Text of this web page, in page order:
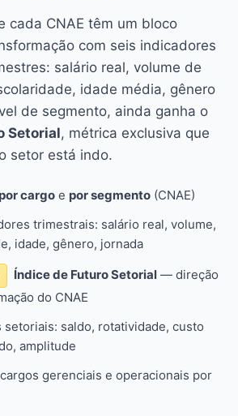
cada CNAE têm um bloco
com seis indicadores
salário real, volume de
idade média, gênero
de segmento, ainda ganha o
Setorial, métrica exclusiva que
setor está indo.
cargo e por segmento (CNAE)
trimestrais: salário real, volume,
idade, gênero, jornada
Índice de Futuro Setorial — direção
do CNAE
setoriais: saldo, rotatividade, custo
amplitude
gerenciais e operacionais por